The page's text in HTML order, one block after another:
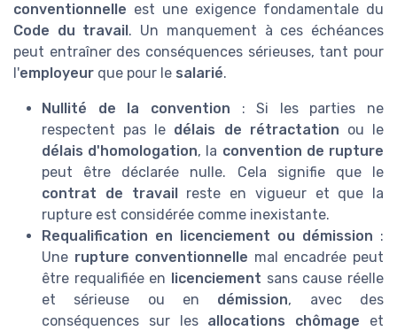
conventionnelle est une exigence fondamentale du
Code du travail . Un manquement à ces échéances
peut entraîner des conséquences sérieuses, tant pour
l'employeur que pour le salarié.
Nullité de la convention : Si les parties ne
respectent pas le délais de rétractation ou le
délais d'homologation, la convention de rupture
peut être déclarée nulle. Cela signifie que le
contrat de travail
reste en vigueur et que la
rupture est considérée comme inexistante.
Requalification en licenciement ou démission :
Une rupture conventionnelle mal encadrée peut
être requalifiée en
licenciement sans cause réelle
et sérieuse ou en démission, avec des
conséquences sur les allocations chômage et